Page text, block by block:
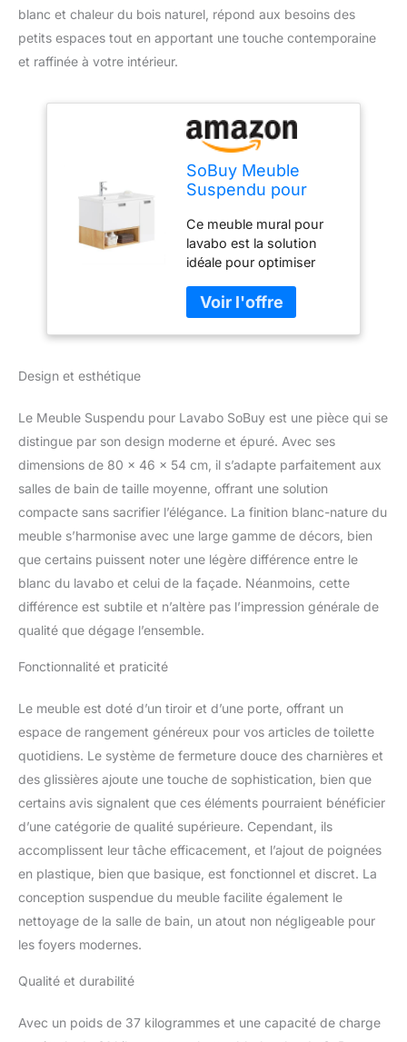
blanc et chaleur du bois naturel, répond aux besoins des
petits espaces tout en apportant une touche contemporaine
et raffinée à votre intérieur.
SoBuy Meuble
Suspendu pour
Salle de Bain Blanc-
Nature, 1 Tiroir et 1
Porte,
80x46x54cm,
BZR178-WN
Ce meuble mural pour
lavabo est la solution
idéale pour optimiser
apportant une touche
moderne à votre salle de
bain. 【Design Épuré】
dans la pièce. 【Mutli-
Rangements】Le tiroir,
avec sa forme concave,
offre presque deux petits
compartiments pour un
rangement optimisé.
L'étagère derrière la porte
est disponible en 3
hauteurs. Il y a
également un
compartiment ouvert
pour ranger les objets à
poignée intégrée,
éliminant ainsi toute
inquiétude liée aux
chocs. De plus, il est
parfaitement adapté aux
enfants, offrant sécurité
et praticité. 【Produits
Similaires】Il vous est
possible de sélectionner
d’autres articles：
BZR171-N, BZR174-N et
de haute qualité : MDF et
kg (Colis A+Colis B).
Design et esthétique
Le Meuble Suspendu pour Lavabo SoBuy est une pièce qui se
distingue par son design moderne et épuré. Avec ses
dimensions de 80 x 46 x 54 cm, il s’adapte parfaitement aux
salles de bain de taille moyenne, offrant une solution
compacte sans sacrifier l’élégance. La finition blanc-nature du
meuble s’harmonise avec une large gamme de décors, bien
que certains puissent noter une légère différence entre le
blanc du lavabo et celui de la façade. Néanmoins, cette
différence est subtile et n’altère pas l’impression générale de
qualité que dégage l’ensemble.
Fonctionnalité et praticité
Le meuble est doté d’un tiroir et d’une porte, offrant un
espace de rangement généreux pour vos articles de toilette
quotidiens. Le système de fermeture douce des charnières et
des glissières ajoute une touche de sophistication, bien que
certains avis signalent que ces éléments pourraient bénéficier
d’une catégorie de qualité supérieure. Cependant, ils
accomplissent leur tâche efficacement, et l’ajout de poignées
en plastique, bien que basique, est fonctionnel et discret. La
conception suspendue du meuble facilite également le
nettoyage de la salle de bain, un atout non négligeable pour
les foyers modernes.
Qualité et durabilité
Avec un poids de 37 kilogrammes et une capacité de charge